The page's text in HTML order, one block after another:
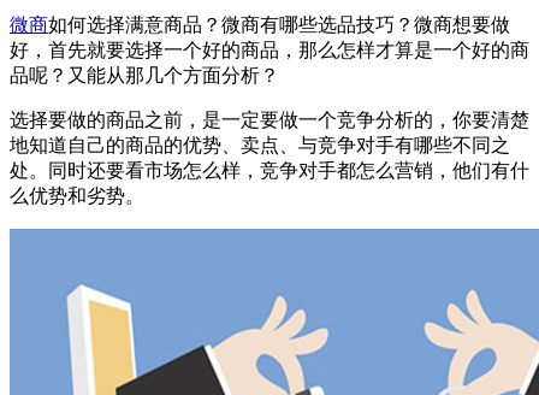
微商如何选择满意商品？微商有哪些选品技巧？微商想要做
好，首先就要选择一个好的商品，那么怎样才算是一个好的商
品呢？又能从那几个方面分析？
选择要做的商品之前，是一定要做一个竞争分析的，你要清楚
地知道自己的商品的优势、卖点、与竞争对手有哪些不同之
处。同时还要看市场怎么样，竞争对手都怎么营销，他们有什
么优势和劣势。